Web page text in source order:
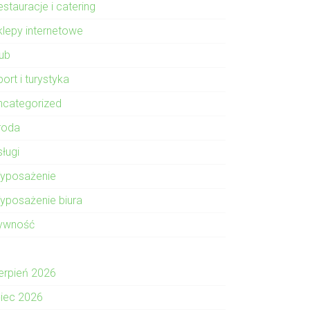
i catering
internetowe
i turystyka
biura
2026
2026